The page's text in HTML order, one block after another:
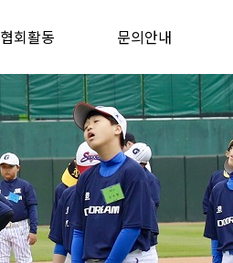
협회활동 문의안내